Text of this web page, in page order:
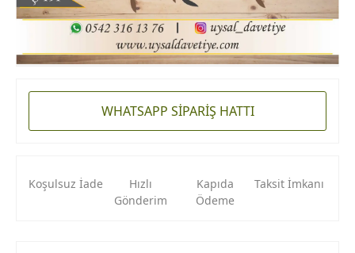
WHATSAPP SİPARİŞ HATTI
Koşulsuz İade
Hızlı
Gönderim
Kapıda
Ödeme
Taksit İmkanı